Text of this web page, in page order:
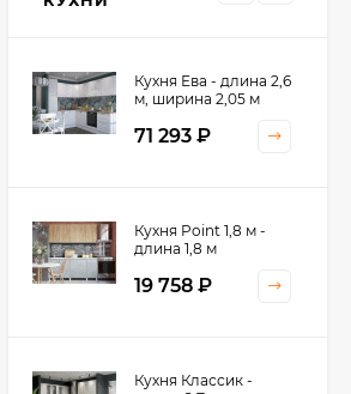
Кухня Ева - длина 2,6
м, ширина 2,05 м
71 293 ₽
Кухня Point 1,8 м -
длина 1,8 м
19 758 ₽
Кухня Классик -
Кухня Принцесса -
длина 2,4 м
38 767₽
Кухня Оптима - длина